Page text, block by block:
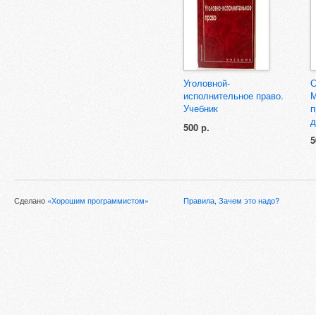
Уголовной-
исполнительное право.
Учебник
500 р.
Сделано «Хорошим программистом» Правила, Зачем это надо?